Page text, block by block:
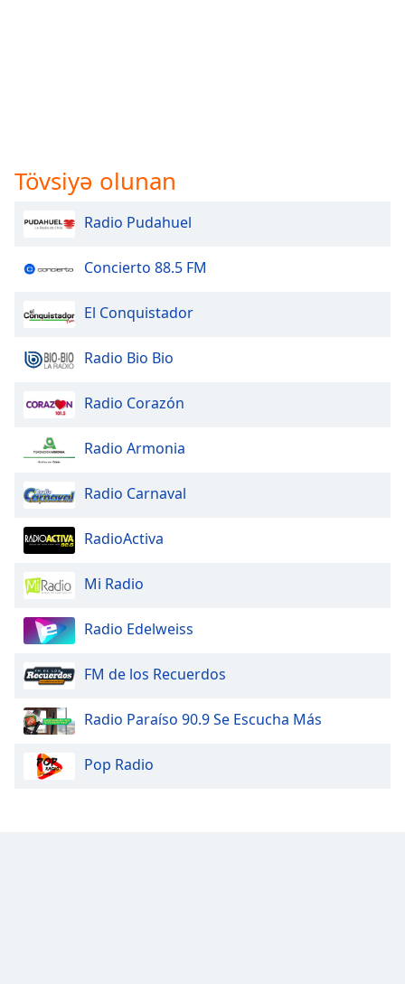
Tövsiyə olunan
Radio Pudahuel
Concierto 88.5 FM
El Conquistador
Radio Bio Bio
Radio Corazón
Radio Armonia
Radio Carnaval
RadioActiva
Mi Radio
Radio Edelweiss
FM de los Recuerdos
Radio Paraíso 90.9 Se Escucha Más
Pop Radio